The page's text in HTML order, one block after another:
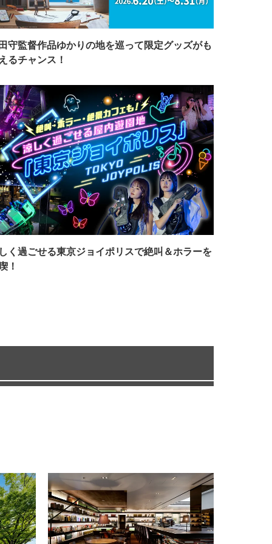
守監督作品ゆかりの地を巡って限定グッズがも
るチャンス！
く過ごせる東京ジョイポリスで絶叫＆ホラーを
！